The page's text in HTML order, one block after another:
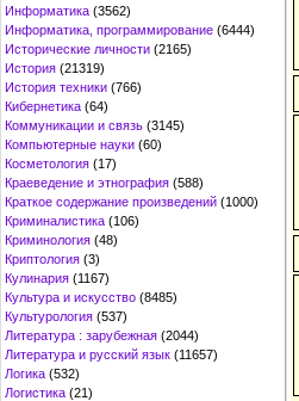
Информатика (3562)
Информатика, программирование (6444)
Исторические личности (2165)
История (21319)
История техники (766)
Кибернетика (64)
Коммуникации и связь (3145)
Компьютерные науки (60)
Косметология (17)
Краеведение и этнография (588)
Краткое содержание произведений (1000)
Криминалистика (106)
Криминология (48)
Криптология (3)
Кулинария (1167)
Культура и искусство (8485)
Культурология (537)
Литература : зарубежная (2044)
Литература и русский язык (11657)
Логика (532)
Логистика (21)